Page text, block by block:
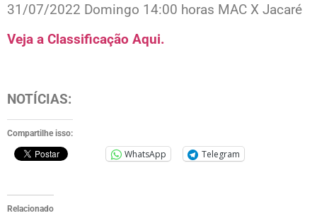
31/07/2022 Domingo 14:00 horas MAC X Jacaré
Veja a Classificação Aqui.
NOTÍCIAS:
Compartilhe isso:
WhatsApp Telegram
Relacionado